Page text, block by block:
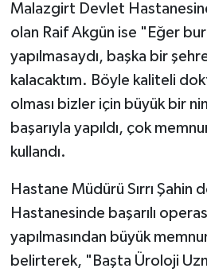
Malazgirt Devlet
olan Raif Akgün ise "Eğer
yapılmasaydı, başka bir
kalacaktım. Böyle kaliteli
olması bizler için büyük bir
başarıyla yapıldı, çok
kullandı.
Hastane Müdürü Sırrı
Hastanesinde başarılı
yapılmasından büyük
belirterek, "Başta Üroloji